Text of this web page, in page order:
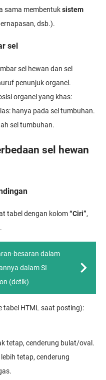
sama membentuksistem
dsb.).
sel
sel hewan dan sel
penunjuk organel.
organel yang khas:
hanya pada sel tumbuhan.
sel tumbuhan.
sel hewan
tabel dengan kolom“Ciri”,
.
besaran dalam
dalam SI
(detik)
tabel HTML saat posting):
tetap, cenderung bulat/oval.
tetap, cenderung